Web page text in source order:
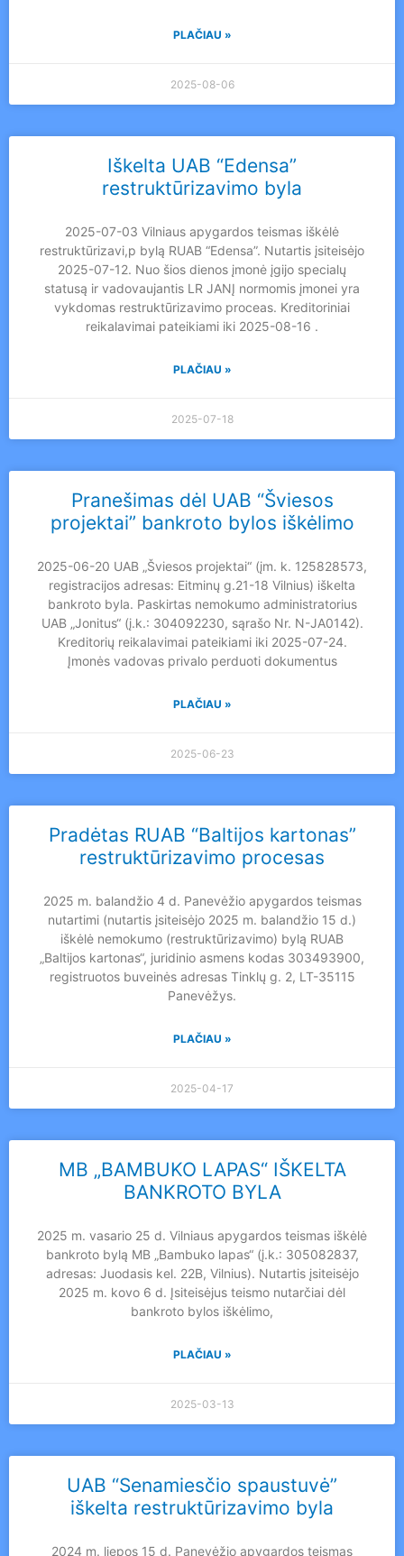
PLAČIAU »
2025-08-06
Iškelta UAB “Edensa”
restruktūrizavimo byla
2025-07-03 Vilniaus apygardos teismas iškėlė
restruktūrizavi,p bylą RUAB “Edensa”. Nutartis įsiteisėjo
2025-07-12. Nuo šios dienos įmonė įgijo specialų
statusą ir vadovaujantis LR JANĮ normomis įmonei yra
vykdomas restruktūrizavimo proceas. Kreditoriniai
reikalavimai pateikiami iki 2025-08-16 .
PLAČIAU »
2025-07-18
Pranešimas dėl UAB “Šviesos
projektai” bankroto bylos iškėlimo
2025-06-20 UAB „Šviesos projektai“ (įm. k. 125828573,
registracijos adresas: Eitminų g.21-18 Vilnius) iškelta
bankroto byla. Paskirtas nemokumo administratorius
UAB „Jonitus“ (į.k.: 304092230, sąrašo Nr. N-JA0142).
Kreditorių reikalavimai pateikiami iki 2025-07-24.
Įmonės vadovas privalo perduoti dokumentus
PLAČIAU »
2025-06-23
Pradėtas RUAB “Baltijos kartonas”
restruktūrizavimo procesas
2025 m. balandžio 4 d. Panevėžio apygardos teismas
nutartimi (nutartis įsiteisėjo 2025 m. balandžio 15 d.)
iškėlė nemokumo (restruktūrizavimo) bylą RUAB
„Baltijos kartonas“, juridinio asmens kodas 303493900,
registruotos buveinės adresas Tinklų g. 2, LT-35115
Panevėžys.
PLAČIAU »
2025-04-17
MB „BAMBUKO LAPAS“ IŠKELTA
BANKROTO BYLA
2025 m. vasario 25 d. Vilniaus apygardos teismas iškėlė
bankroto bylą MB „Bambuko lapas“ (į.k.: 305082837,
adresas: Juodasis kel. 22B, Vilnius). Nutartis įsiteisėjo
2025 m. kovo 6 d. Įsiteisėjus teismo nutarčiai dėl
bankroto bylos iškėlimo,
PLAČIAU »
2025-03-13
UAB “Senamiesčio spaustuvė”
iškelta restruktūrizavimo byla
2024 m. liepos 15 d. Panevėžio apygardos teismas